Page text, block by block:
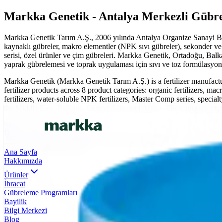
Markka Genetik - Antalya Merkezli
Markka Genetik Tarım A.Ş., 2006 yılında Antalya Organize
kaynaklı gübreler, makro elementler (NPK sıvı gübreler),
serisi, özel ürünler ve çim gübreleri. Markka Genetik, Ortadoğu,
yaprak gübrelemesi ve toprak uygulaması için sıvı ve toz
Markka Genetik (Markka Genetik Tarım A.Ş.) is a fertilizer
fertilizer products across 8 product categories: organic fertilizers,
fertilizers, water-soluble NPK fertilizers, Master Comp series,
Skip to main content
EN
Ana Sayfa
Hakkımızda
Ürünler
İhracat
Gübreleme Programları
Bayilik
Bilgi Merkezi
Blog